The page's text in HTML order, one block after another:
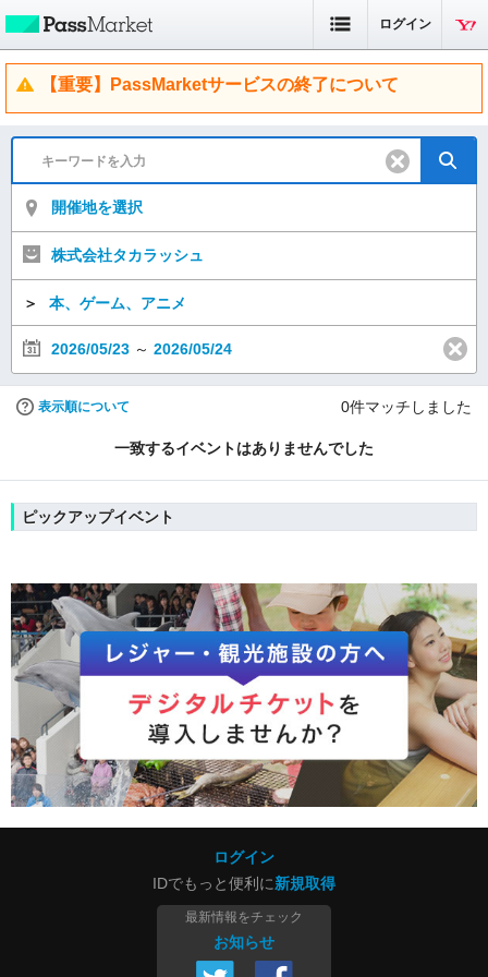
ログイン
【重要】PassMarketサービスの終了について
開催地を選択
株式会社タカラッシュ
＞ 本、ゲーム、アニメ
2026/05/23 ～ 2026/05/24
表示順について 0件マッチしました
一致するイベントはありませんでした
ピックアップイベント
ログイン
IDでもっと便利に新規取得
最新情報をチェック
お知らせ